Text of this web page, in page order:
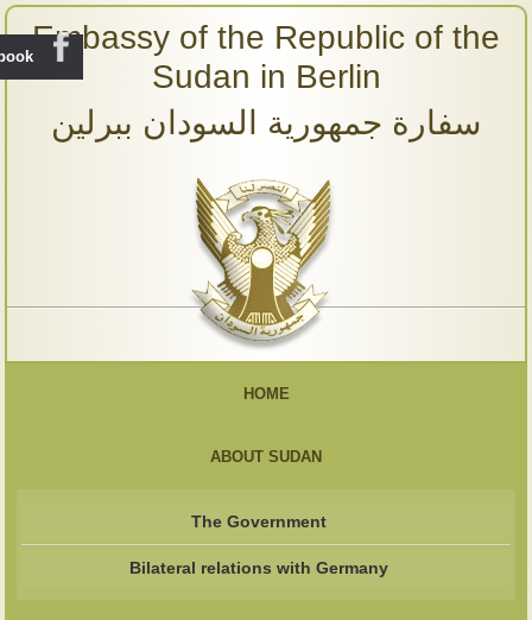
Embassy of the Republic of the
Sudan in Berlin
سفارة جمهورية السودان ببرلين
HOME
ABOUT SUDAN
The Government
Bilateral relations with Germany